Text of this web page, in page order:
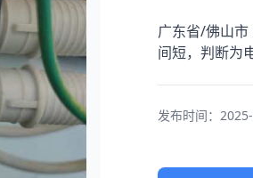
广东省/佛山市
间短，判断为
发布时间：